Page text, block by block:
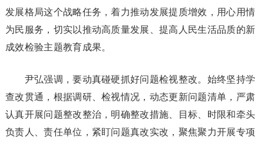
发展格局这个战略任务，着力推动发展提质增效，用心用情
为民服务，切实以推动高质量发展、提高人民生活品质的新
成效检验主题教育成果。
尹弘强调，要动真碰硬抓好问题检视整改。始终坚持学
查改贯通，根据调研、检视情况，动态更新问题清单，严肃
认真开展问题整改整治，明确整改措施、目标、时限和牵头
负责人、责任单位，紧盯问题真改实改，聚焦聚力开展专项